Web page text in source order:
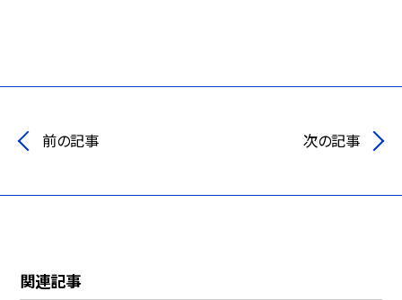
前の記事 次の記事
関連記事